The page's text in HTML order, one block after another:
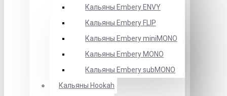
Кальяны Embery ENVY
Кальяны Embery FLIP
Кальяны Embery miniMONO
Кальяны Embery MONO
Кальяны Embery subMONO
Кальяны Hookah